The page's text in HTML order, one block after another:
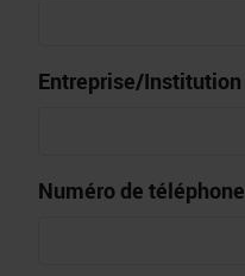
Entreprise/Institution
Numéro de téléphone